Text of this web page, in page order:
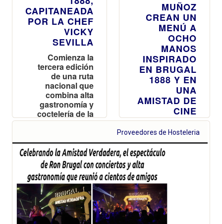
CAPITANEADA
POR LA CHEF
VICKY
SEVILLA
Comienza la
tercera edición
de una ruta
nacional que
combina alta
gastronomía y
coctelería de la
mano de Brugal
MUÑOZ
CREAN UN
MENÚ A
OCHO
MANOS
INSPIRADO
EN BRUGAL
1888 Y EN
UNA
AMISTAD DE
CINE
edición de la
ruta, Momentos
Únicos by
Brugal 1888, el
gastronómico
Proveedores de Hosteleria